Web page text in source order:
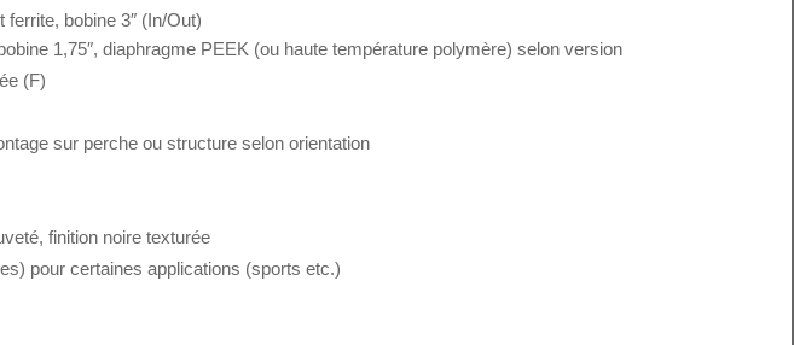
bobine 3″ (In/Out)
1,75″, diaphragme PEEK (ou haute température polymère) selon version
(F)
sur perche ou structure selon orientation
finition noire texturée
pour certaines applications (sports etc.)